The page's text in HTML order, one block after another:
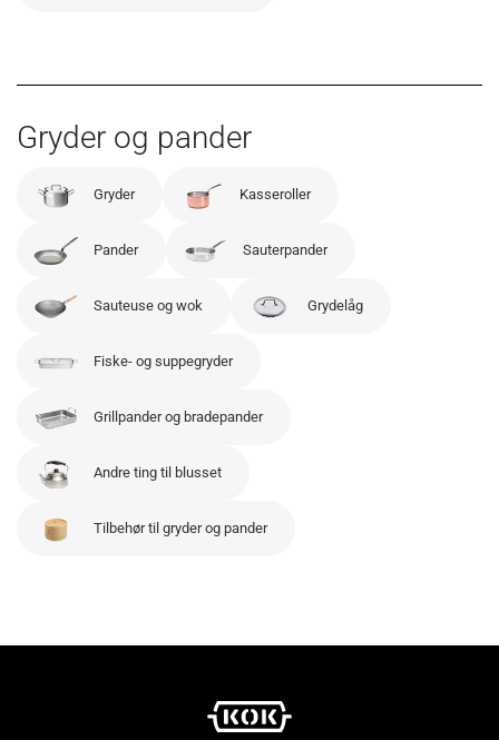
Gryder og pander
Gryder Kasseroller
Pander Sauterpander
Sauteuse og wok Grydelåg
Fiske- og suppegryder
Grillpander og bradepander
Andre ting til blusset
Tilbehør til gryder og pander